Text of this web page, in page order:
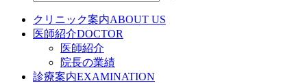
クリニック案内ABOUT US
医師紹介DOCTOR
医師紹介
院長の業績
診療案内EXAMINATION